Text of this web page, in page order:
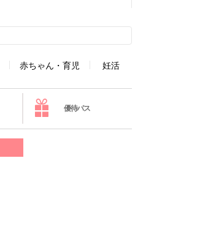
赤ちゃん・育児 妊活
優待パス